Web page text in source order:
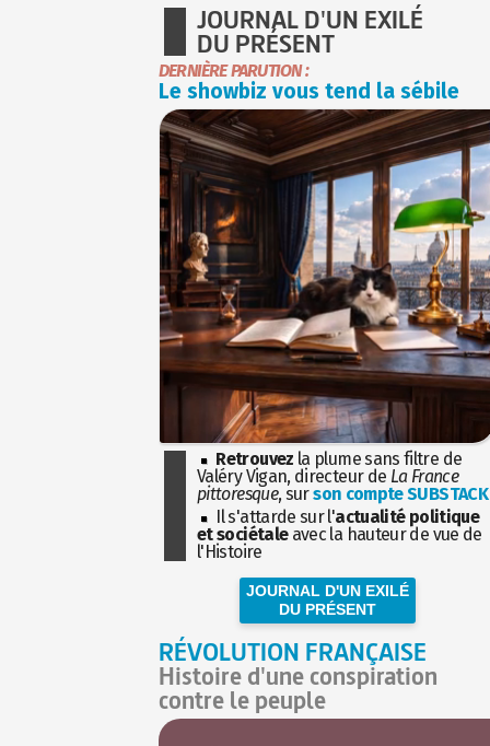
JOURNAL D'UN EXILÉ
DU PRÉSENT
DERNIÈRE PARUTION :
Le showbiz vous tend la sébile
Retrouvez la plume sans filtre de
Valéry Vigan, directeur de La France
pittoresque, surson compte SUBSTACK
Il s'attarde sur l'actualité politique
et sociétaleavec la hauteur de vue de
l'Histoire
JOURNAL D'UN EXILÉ
DU PRÉSENT
RÉVOLUTION FRANÇAISE
Histoire d'une conspiration
contre le peuple